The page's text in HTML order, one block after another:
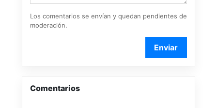
Los comentarios se envían y quedan pendientes de
moderación.
Enviar
Comentarios